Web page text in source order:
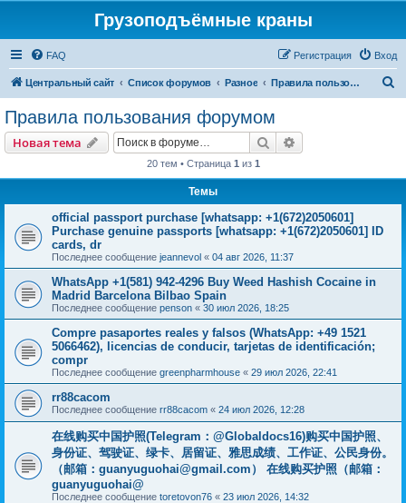
Грузоподъёмные краны
FAQ Вход
Регистрация
Центральный сайт Список форумов Разное Правила пользования форумом
Правила пользования форумом
Новая тема Поиск
20 тем • Страница 1 из 1
Темы
official passport purchase [whatsapp: +1(672)2050601]
Purchase genuine passports [whatsapp: +1(672)2050601] ID
cards, dr
Последнее сообщение jeannevol « 04 авг 2026, 11:37
WhatsApp +1(581) 942-4296 Buy Weed Hashish Cocaine in
Madrid Barcelona Bilbao Spain
Последнее сообщение penson « 30 июл 2026, 18:25
Compre pasaportes reales y falsos (WhatsApp: +49 1521
5066462), licencias de conducir, tarjetas de identificación;
compr
Последнее сообщение greenpharmhouse « 29 июл 2026, 22:41
rr88cacom
Последнее сообщение rr88cacom « 24 июл 2026, 12:28
在线购买中国护照(Telegram：@Globaldocs16)购买中国护照、
身份证、驾驶证、绿卡、居留证、雅思成绩、工作证、公民身份。
（邮箱： guanyuguohai@gmail.com ） 在线购买护照（邮箱：
guanyuguohai@
Последнее сообщение toretovon76 « 23 июл 2026, 14:32